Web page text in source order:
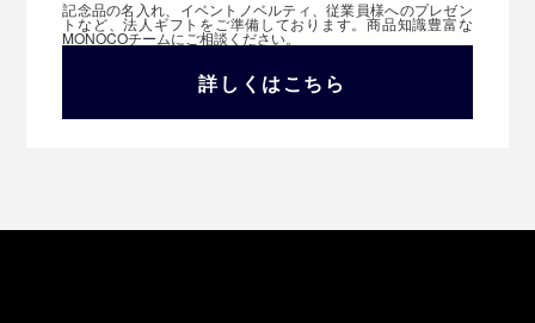
記念品の名入れ、イベントノベルティ、従業員様へのプレゼン
トなど、法人ギフトをご準備しております。商品知識豊富な
MONOCOチームにご相談ください。
詳しくはこちら